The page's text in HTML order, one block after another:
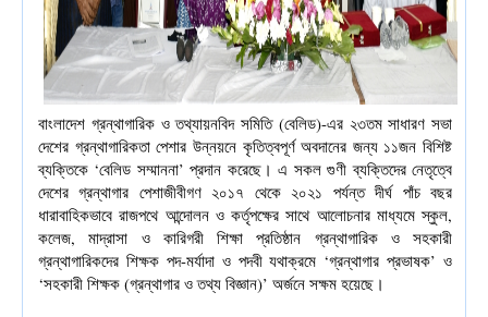
বাংলাদেশ গ্রন্থাগারিক ও তথ্যায়নবিদ সমিতি (বেলিড)-এর ২৩তম সাধারণ সভা
দেশের গ্রন্থাগারিকতা পেশার উন্নয়নে কৃতিত্বপূর্ণ অবদানের জন্য ১১জন বিশিষ্ট
ব্যক্তিকে ‘বেলিড সম্মাননা’ প্রদান করেছে। এ সকল গুণী ব্যক্তিদের নেতৃত্বে
দেশের গ্রন্থাগার পেশাজীবীগণ ২০১৭ থেকে ২০২১ পর্যন্ত দীর্ঘ পাঁচ বছর
ধারাবাহিকভাবে রাজপথে আন্দোলন ও কর্তৃপক্ষের সাথে আলোচনার মাধ্যমে স্কুল,
কলেজ, মাদ্রাসা ও কারিগরী শিক্ষা প্রতিষ্ঠান গ্রন্থাগারিক ও সহকারী
গ্রন্থাগারিকদের শিক্ষক পদ-মর্যাদা ও পদবী যথাক্রমে ‘গ্রন্থাগার প্রভাষক’ ও
‘সহকারী শিক্ষক (গ্রন্থাগার ও তথ্য বিজ্ঞান)’ অর্জনে সক্ষম হয়েছে।